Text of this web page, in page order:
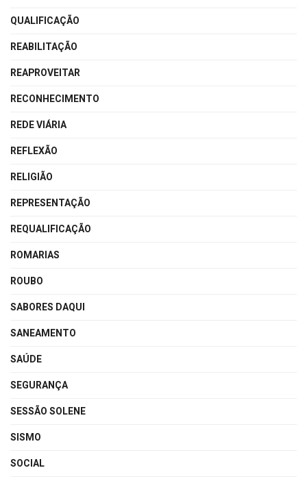
QUALIFICAÇÃO
REABILITAÇÃO
REAPROVEITAR
RECONHECIMENTO
REDE VIÁRIA
REFLEXÃO
RELIGIÃO
REPRESENTAÇÃO
REQUALIFICAÇÃO
ROMARIAS
ROUBO
SABORES DAQUI
SANEAMENTO
SAÚDE
SEGURANÇA
SESSÃO SOLENE
SISMO
SOCIAL